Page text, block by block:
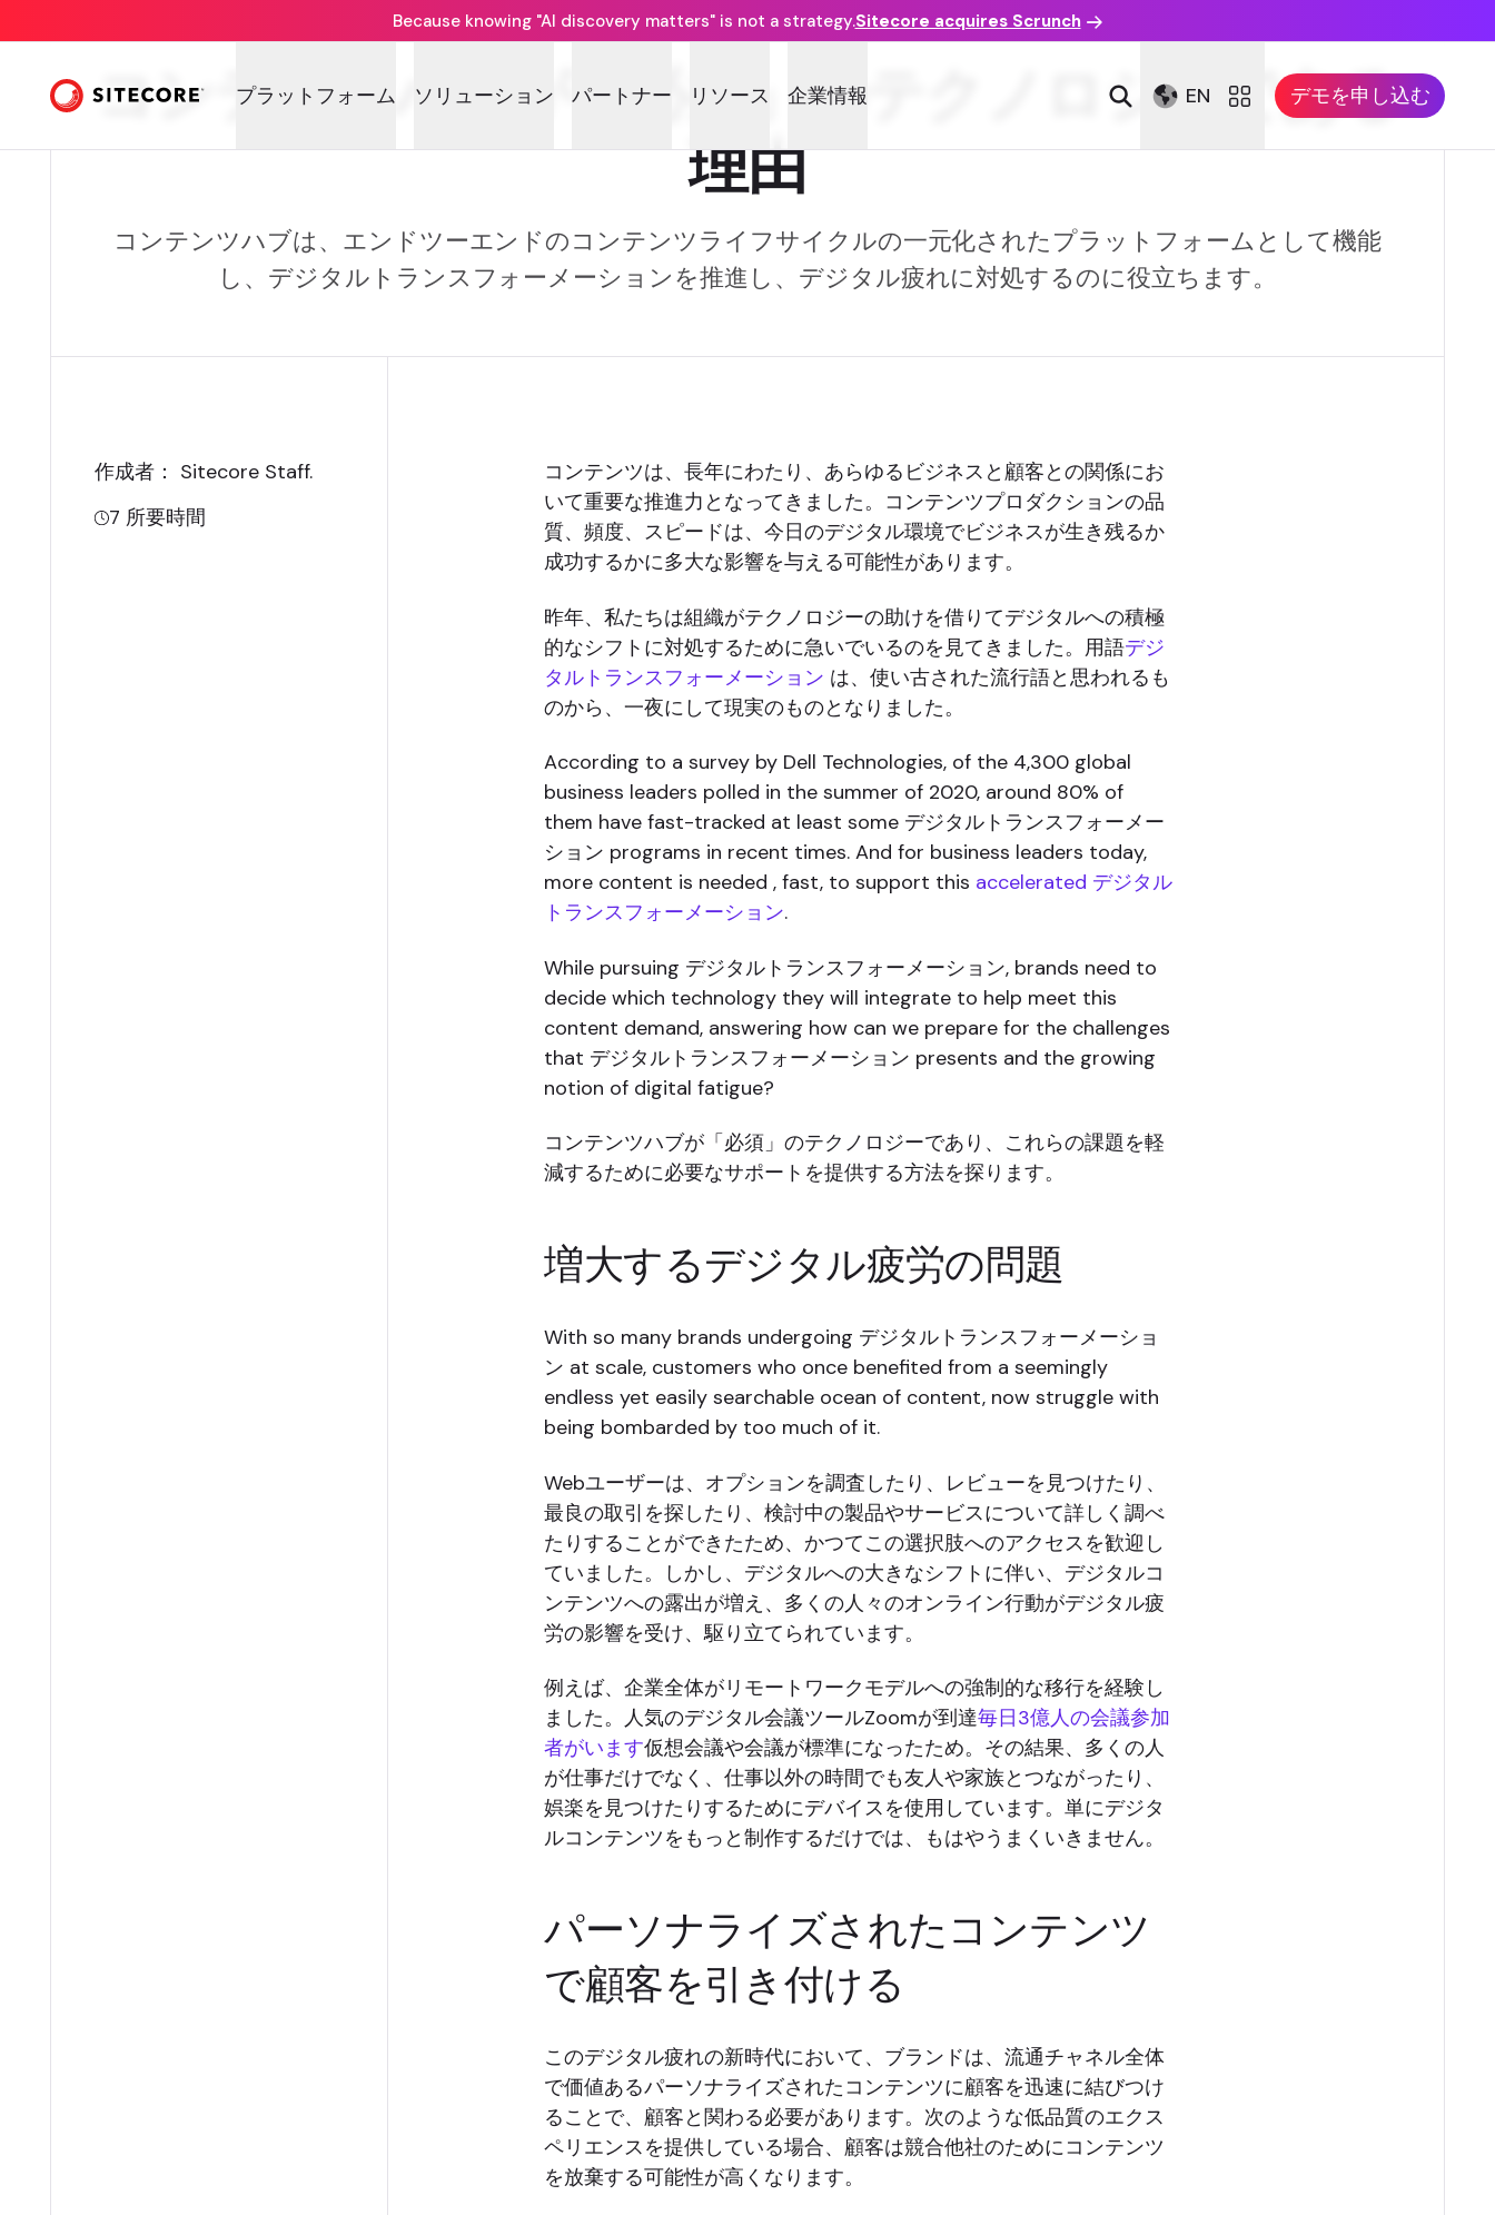
Because knowing "AI discovery matters" is not a strategy.Sitecore acquires Scrunch
プラットフォーム ソリューション パートナー リソース 企業情報 EN デモを申し込む
コンテンツハブが「必須」のテクノロジーである
理由
コンテンツハブは、エンドツーエンドのコンテンツライフサイクルの一元化されたプラットフォームとして機能
し、デジタルトランスフォーメーションを推進し、デジタル疲れに対処するのに役立ちます。
作成者： Sitecore Staff.
7 所要時間
コンテンツは、長年にわたり、あらゆるビジネスと顧客との関係にお
いて重要な推進力となってきました。コンテンツプロダクションの品
質、頻度、スピードは、今日のデジタル環境でビジネスが生き残るか
成功するかに多大な影響を与える可能性があります。
昨年、私たちは組織がテクノロジーの助けを借りてデジタルへの積極
的なシフトに対処するために急いでいるのを見てきました。用語デジ
タルトランスフォーメーション は、使い古された流行語と思われるも
のから、一夜にして現実のものとなりました。
According to a survey by Dell Technologies, of the 4,300 global
business leaders polled in the summer of 2020, around 80% of
them have fast-tracked at least some デジタルトランスフォーメー
ション programs in recent times. And for business leaders today,
more content is needed , fast, to support this accelerated デジタル
トランスフォーメーション.
While pursuing デジタルトランスフォーメーション, brands need to
decide which technology they will integrate to help meet this
content demand, answering how can we prepare for the challenges
that デジタルトランスフォーメーション presents and the growing
notion of digital fatigue?
コンテンツハブが「必須」のテクノロジーであり、これらの課題を軽
減するために必要なサポートを提供する方法を探ります。
増大するデジタル疲労の問題
With so many brands undergoing デジタルトランスフォーメーショ
ン at scale, customers who once benefited from a seemingly
endless yet easily searchable ocean of content, now struggle with
being bombarded by too much of it.
Webユーザーは、オプションを調査したり、レビューを見つけたり、
最良の取引を探したり、検討中の製品やサービスについて詳しく調べ
たりすることができたため、かつてこの選択肢へのアクセスを歓迎し
ていました。しかし、デジタルへの大きなシフトに伴い、デジタルコ
ンテンツへの露出が増え、多くの人々のオンライン行動がデジタル疲
労の影響を受け、駆り立てられています。
例えば、企業全体がリモートワークモデルへの強制的な移行を経験し
ました。人気のデジタル会議ツールZoomが到達毎日3億人の会議参加
者がいます仮想会議や会議が標準になったため。その結果、多くの人
が仕事だけでなく、仕事以外の時間でも友人や家族とつながったり、
娯楽を見つけたりするためにデバイスを使用しています。単にデジタ
ルコンテンツをもっと制作するだけでは、もはやうまくいきません。
パーソナライズされたコンテンツ
で顧客を引き付ける
このデジタル疲れの新時代において、ブランドは、流通チャネル全体
で価値あるパーソナライズされたコンテンツに顧客を迅速に結びつけ
ることで、顧客と関わる必要があります。次のような低品質のエクス
ペリエンスを提供している場合、顧客は競合他社のためにコンテンツ
を放棄する可能性が高くなります。